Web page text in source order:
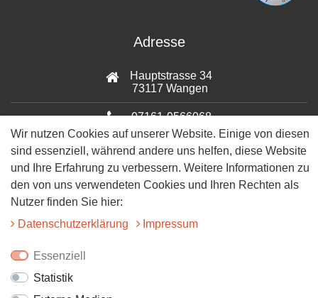
Adresse
Hauptstrasse 34
73117 Wangen
07161-9566068
info@tiervitalshop.de
Folgt uns auf Facebook
Wir nutzen Cookies auf unserer Website. Einige von diesen
sind essenziell, während andere uns helfen, diese Website
und Ihre Erfahrung zu verbessern. Weitere Informationen zu
den von uns verwendeten Cookies und Ihren Rechten als
Nutzer finden Sie hier:
Daten­schutz­erklärung
Impressum
Essenziell
Statistik